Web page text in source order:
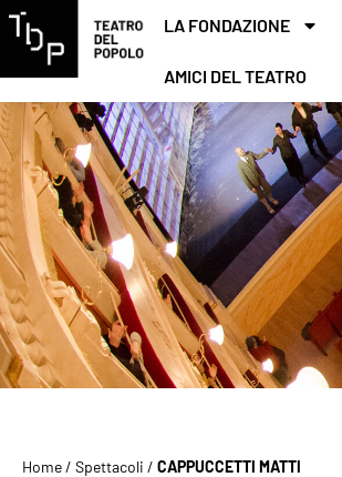
LA FONDAZIONE
AMICI DEL TEATRO
Home/ Spettacoli / CAPPUCCETTI MATTI